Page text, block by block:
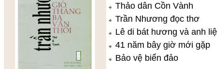
Thảo dân Cồn Vành
Trần Nhương đọc thơ
Lê di bát hương và anh
41 năm bây giờ mới gặp
Bảo vệ biển đảo